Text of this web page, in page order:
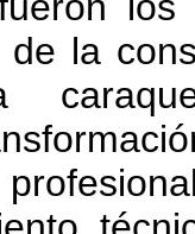
de la